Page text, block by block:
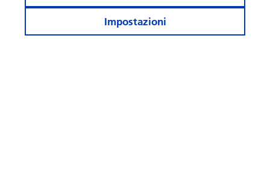
Impostazioni